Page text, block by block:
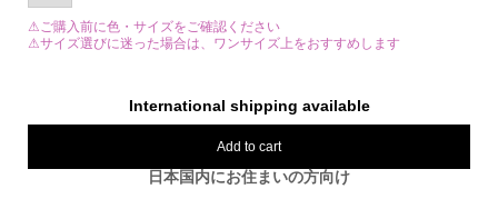
⚠ご購入前に色・サイズをご確認ください
⚠サイズ選びに迷った場合は、ワンサイズ上をおすすめします
International shipping available
Add to cart
日本国内にお住まいの方向け